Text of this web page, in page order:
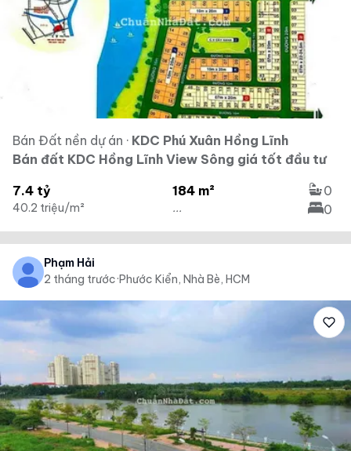
Bán Đất nền dự án · KDC Phú Xuân Hồng Lĩnh
Bán đất KDC Hồng Lĩnh View Sông giá tốt đầu tư
7.4 tỷ
40.2 triệu/m²
184 m²
...
0
0
Phạm Hải
2 tháng trước·Phước Kiển, Nhà Bè, HCM